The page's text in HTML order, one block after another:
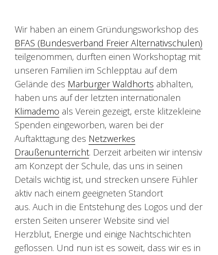
Wir haben an einem Gründungsworkshop des
BFAS (Bundesverband Freier Alternativschulen)
teilgenommen, durften einen Workshoptag mit
unseren Familien im Schlepptau auf dem
Gelände des Marburger Waldhorts abhalten,
haben uns auf der letzten internationalen
Klimademo als Verein gezeigt, erste klitzekleine
Spenden eingeworben, waren bei der
Auftakttagung des Netzwerkes
Draußenunterricht. Derzeit arbeiten wir intensiv
am Konzept der Schule, das uns in seinen
Details wichtig ist, und strecken unsere Fühler
aktiv nach einem geeigneten Standort
aus. Auch in die Entstehung des Logos und der
ersten Seiten unserer Website sind viel
Herzblut, Energie und einige Nachtschichten
geflossen. Und nun ist es soweit, dass wir es in